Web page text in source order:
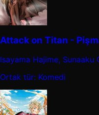
Attack on Titan -
Isayama Hajime, Sunaaku
Ortak tür: Komedi